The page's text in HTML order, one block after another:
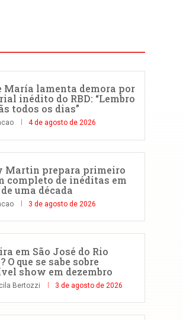
María lamenta demora por
inédito do RBD: “Lembro
todos os dias”
4 de agosto de 2026
Martin prepara primeiro
completo de inéditas em
uma década
3 de agosto de 2026
em São José do Rio
O que se sabe sobre
show em dezembro
Bertozzi 3 de agosto de 2026